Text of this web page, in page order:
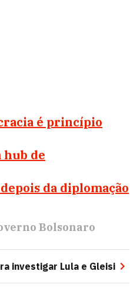
é princípio
hub de
da diplomação
Bolsonaro
investigar Lula e Gleisi